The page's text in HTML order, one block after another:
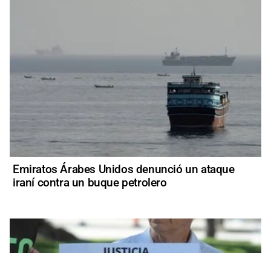
Emiratos Árabes Unidos denunció un ataque
iraní contra un buque petrolero